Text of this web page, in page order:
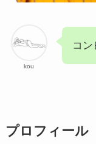
kou
コン
プロフィール